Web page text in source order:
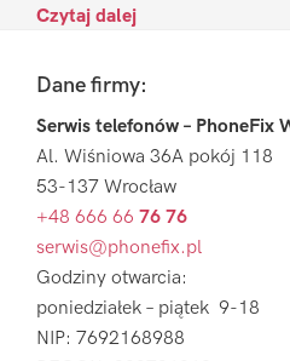
Czytaj dalej
FooterDane firmy:
Serwis telefonów – PhoneFix
Al. Wiśniowa 36A pokój 118
53-137 Wrocław
+48 666 66 76 76
serwis@phonefix.pl
Godziny otwarcia:
poniedziałek – piątek 9-18
NIP: 7692168988